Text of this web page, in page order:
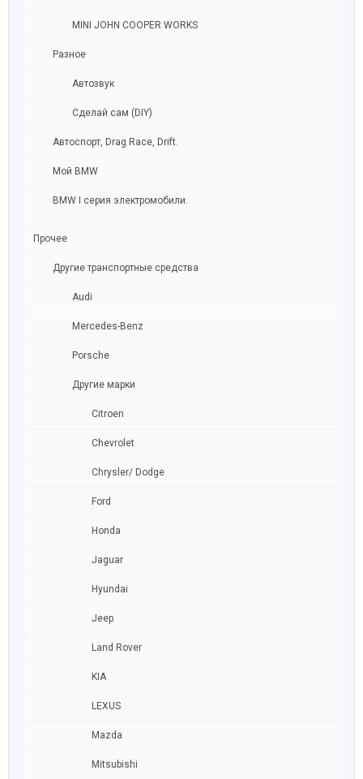
MINI JOHN COOPER WORKS
Разное
Автозвук
Сделай сам (DIY)
Автоспорт, Drag Race, Drift.
Мой BMW
BMW I серия электромобили.
Прочее
Другие транспортные средства
Audi
Mercedes-Benz
Porsche
Другие марки
Citroen
Chevrolet
Chrysler/ Dodge
Ford
Honda
Jaguar
Hyundai
Jeep
Land Rover
KIA
LEXUS
Mazda
Mitsubishi